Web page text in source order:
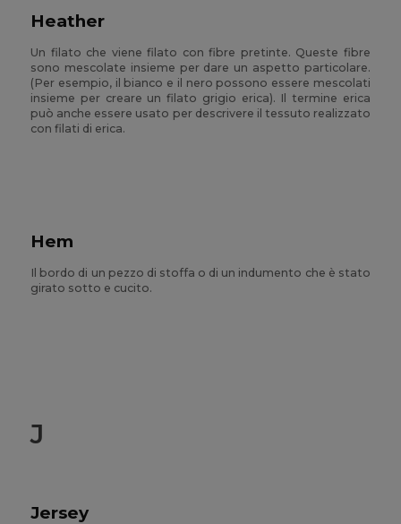
Heather
Un filato che viene filato con fibre pretinte. Queste fibre
sono mescolate insieme per dare un aspetto particolare.
(Per esempio, il bianco e il nero possono essere mescolati
insieme per creare un filato grigio erica). Il termine erica
può anche essere usato per descrivere il tessuto realizzato
con filati di erica.
Hem
Il bordo di un pezzo di stoffa o di un indumento che è stato
girato sotto e cucito.
J
Jersey